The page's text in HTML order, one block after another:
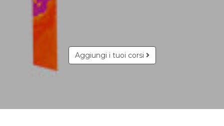
Aggiungi i tuoi corsi